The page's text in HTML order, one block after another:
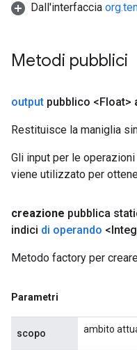
Dall'interfaccia
Metodi pubblici
output pubblico <Float>
Restituisce la maniglia
Gli input per le
viene utilizzato per
creazione pubblica
indici di operando
Metodo factory per
Parametri
scopo ambito